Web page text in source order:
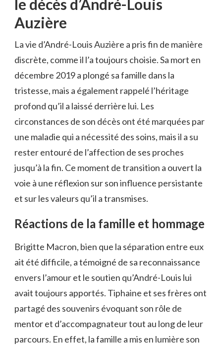
le décès d’André-Louis
Auzière
La vie d’André-Louis Auzière a pris fin de manière
discrète, comme il l’a toujours choisie. Sa mort en
décembre 2019 a plongé sa famille dans la
tristesse, mais a également rappelé l’héritage
profond qu’il a laissé derrière lui. Les
circonstances de son décès ont été marquées par
une maladie qui a nécessité des soins, mais il a su
rester entouré de l’affection de ses proches
jusqu’à la fin. Ce moment de transition a ouvert la
voie à une réflexion sur son influence persistante
et sur les valeurs qu’il a transmises.
Réactions de la famille et hommage
Brigitte Macron, bien que la séparation entre eux
ait été difficile, a témoigné de sa reconnaissance
envers l’amour et le soutien qu’André-Louis lui
avait toujours apportés. Tiphaine et ses frères ont
partagé des souvenirs évoquant son rôle de
mentor et d’accompagnateur tout au long de leur
parcours. En effet, la famille a mis en lumière son